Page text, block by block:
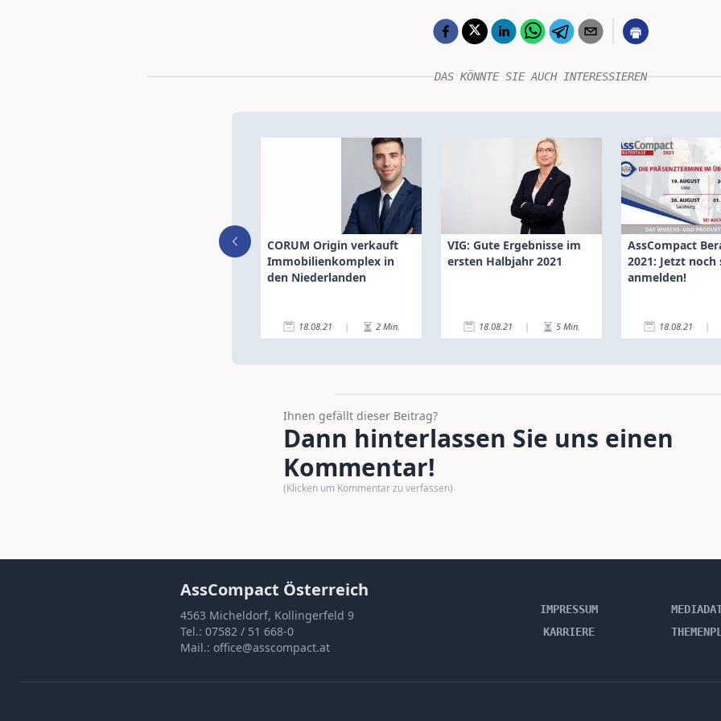
DAS KÖNNTE SIE AUCH INTERESSIEREN
CORUM Origin verkauft
Immobilienkomplex in
den Niederlanden
18.08.21 | 2 Min.
VIG: Gute Ergebnisse im
ersten Halbjahr 2021
18.08.21 | 5 Min.
AssCompact
2021: Jetzt noch
anmelden!
18.08.21 |
Ihnen gefällt dieser Beitrag?
Dann hinterlassen Sie uns einen
Kommentar!
(Klicken um Kommentar zu verfassen)
AssCompact Österreich
4563 Micheldorf, Kollingerfeld 9
Tel.: 07582 / 51 668-0
Mail.: office@asscompact.at
IMPRESSUM
KARRIERE